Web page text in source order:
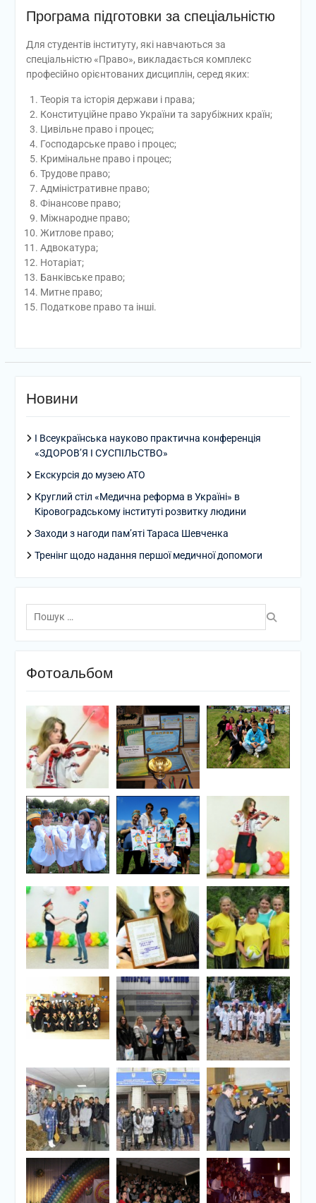
Програма підготовки за спеціальністю
Для студентів інституту, які навчаються за
спеціальністю «Право», викладається комплекс
професійно орієнтованих дисциплін, серед яких:
Теорія та історія держави і права;
Конституційне право України та зарубіжних країн;
Цивільне право і процес;
Господарське право і процес;
Кримінальне право і процес;
Трудове право;
Адміністративне право;
Фінансове право;
Міжнародне право;
Житлове право;
Адвокатура;
Нотаріат;
Банківське право;
Митне право;
Податкове право та інші.
Новини
І Всеукраїнська науково практична конференція
«ЗДОРОВ’Я І СУСПІЛЬСТВО»
Екскурсія до музею АТО
Круглий стіл «Медична реформа в Україні» в
Кіровоградському інституті розвитку людини
Заходи з нагоди пам’яті Тараса Шевченка
Тренінг щодо надання першої медичної допомоги
Пошук:
Фотоальбом